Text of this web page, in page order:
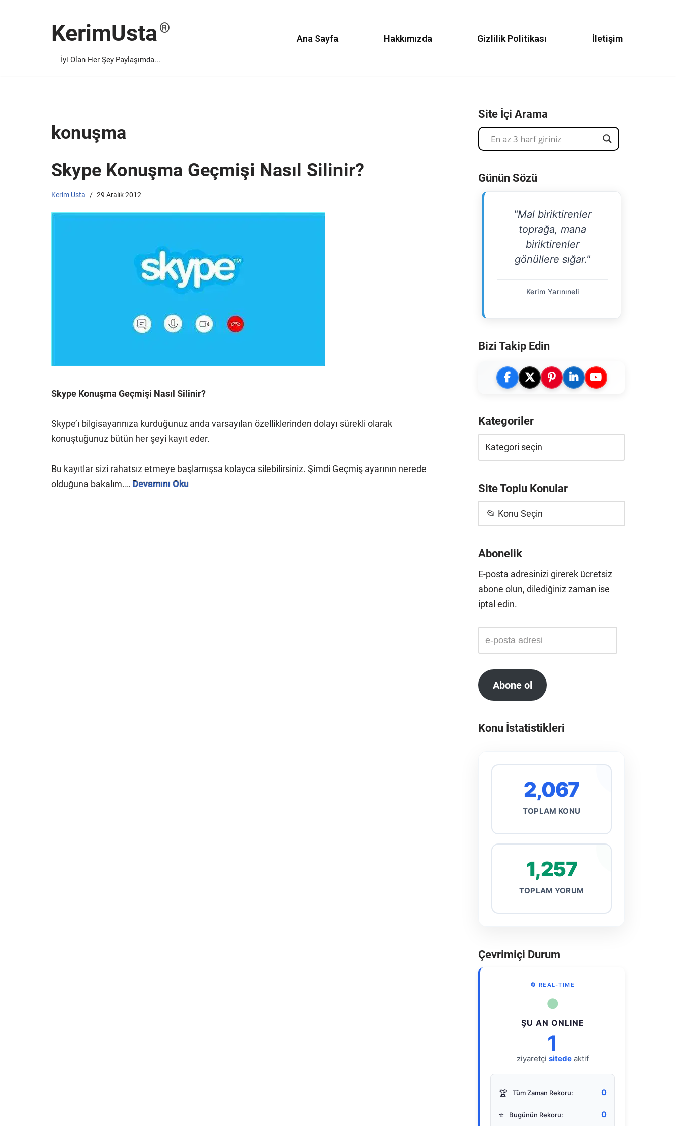
KerimUsta
İyi Olan Her Şey Paylaşımda...
Ana Sayfa Hakkımızda Gizlilik Politikası İletişim
konuşma
Skype Konuşma Geçmişi Nasıl Silinir?
Kerim Usta 29 Aralık 2012
Skype Konuşma Geçmişi Nasıl Silinir?
Skype’ı bilgisayarınıza kurduğunuz anda varsayılan özelliklerinden dolayı sürekli olarak
konuştuğunuz bütün her şeyi kayıt eder.
Bu kayıtlar sizi rahatsız etmeye başlamışsa kolayca silebilirsiniz. Şimdi Geçmiş ayarının nerede
olduğuna bakalım.… Devamını Oku
Site İçi Arama
Günün Sözü
"Mal biriktirenler
toprağa, mana
biriktirenler
gönüllere sığar."
Kerim Yarınıneli
Bizi Takip Edin
Kategoriler
Site Toplu Konular
📂 Konu Seçin
Abonelik
E-posta adresinizi girerek ücretsiz
abone olun, dilediğiniz zaman ise
iptal edin.
Abone ol
Konu İstatistikleri
2,067
TOPLAM KONU
1,257
TOPLAM YORUM
Çevrimiçi Durum
🔄 REAL-TIME
●
ŞU AN ONLINE
1
ziyaretçi sitedeaktif
🏆 Tüm Zaman Rekoru: 0
⭐ Bugünün Rekoru: 0